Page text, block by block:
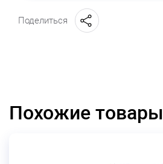
Поделиться
Похожие товары